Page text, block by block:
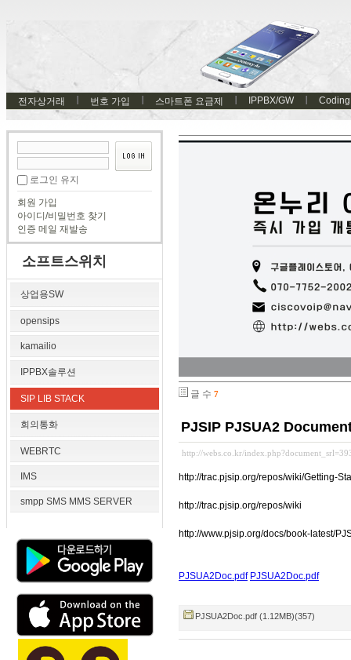
전자상거래 번호 가입 스마트폰 요금제 IPPBX/GW Coding
로그인 유지
회원 가입
아이디/비밀번호 찾기
인증 메일 재발송
소프트스위치
상업용SW
opensips
kamailio
IPPBX솔루션
SIP LIB STACK
회의통화
WEBRTC
IMS
smpp SMS MMS SERVER
글 수 7
PJSIP PJSUA2
http://webs.co.kr/
http://trac.pjsip.org/repos/wiki/Getting-
http://trac.pjsip.org/repos/wiki
http://www.pjsip.org/docs/book-latest/
PJSUA2Doc.pdf PJSUA2Doc.pdf
PJSUA2Doc.pdf (1.12MB)(357)